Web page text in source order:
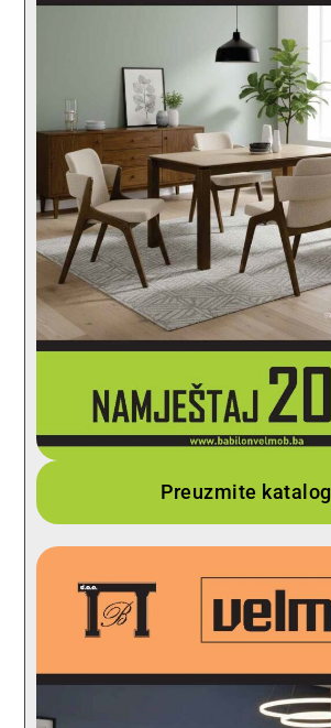
Preuzmite katalog